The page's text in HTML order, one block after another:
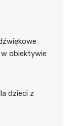
obiektywie
dzieci z